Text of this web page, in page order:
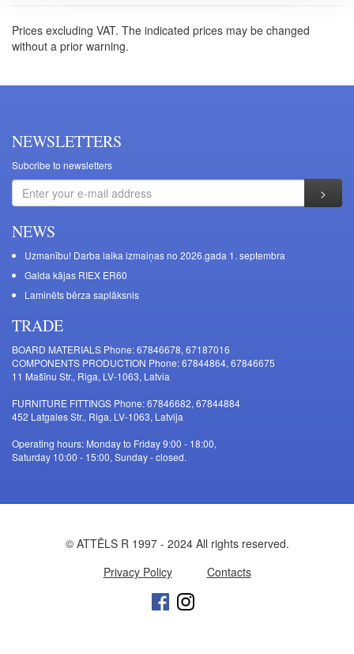
Prices excluding VAT. The indicated prices may be changed
without a prior warning.
NEWSLETTERS
Subcribe to newsletters
NEWS
Uzmanību! Darba laika izmaiņas no 2026.gada 1. septembra
Galda kājas RIEX ER60
Laminēts bērza saplāksnis
TRADE
BOARD MATERIALS Phone: 67846678, 67187016
COMPONENTS PRODUCTION Phone: 67844864, 67846675
11 Mašīnu Str., Riga, LV-1063, Latvia
FURNITURE FITTINGS Phone: 67846682, 67844884
452 Latgales Str., Riga, LV-1063, Latvija
Operating hours: Monday to Friday 9:00 - 18:00,
Saturday 10:00 - 15:00, Sunday - closed.
© ATTĒLS R 1997 - 2024 All rights reserved.
Privacy Policy
Contacts